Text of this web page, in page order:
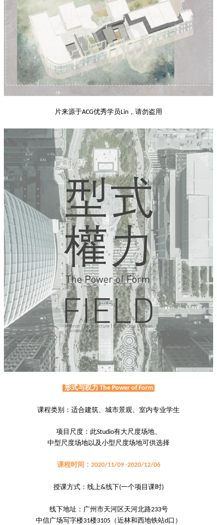
片来源于ACG优秀学员 Lin ，请勿盗用
形式与权力 The Power of Form
课程类别：适合建筑、城市景观、室内专业学生
项目尺度：此Studio有大尺度场地、
中型尺度场地以及小型尺度场地可供选择
课程时间： 2020/11/09 -2020/12/06
授课方式：线上&线下(一个项目课时)
线下地址：广州市天河区天河北路233号
中信广场写字楼31楼3105（近林和西地铁站d 口）